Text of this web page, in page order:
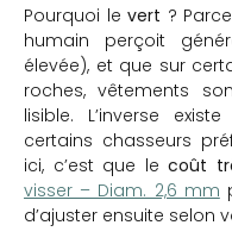
Pourquoi levert ?
humain perçoit
élevée), et que sur
roches, vêtements
lisible. L’inverse
certains chasseurs
ici, c’est que lecoût
visser – Diam. 2,6 mm
d’ajuster ensuite selon